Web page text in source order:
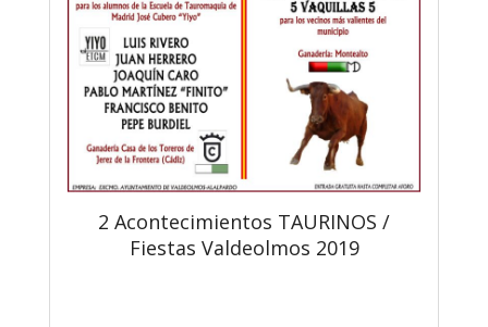
2 Acontecimientos TAURINOS /
Fiestas Valdeolmos 2019